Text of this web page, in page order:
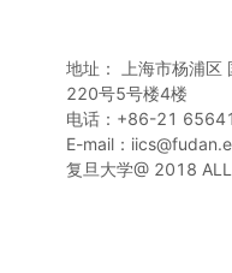
地址： 上海市杨浦
220号5号楼4楼
电话：+86-21
E-mail：
复旦大学@ 2018